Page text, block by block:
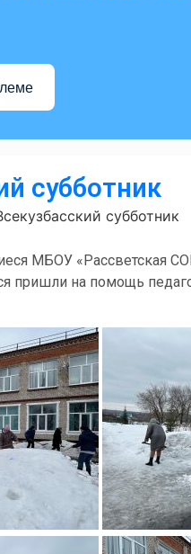
субботник
субботник
МБОУ «Рассветская
пришли на помощь